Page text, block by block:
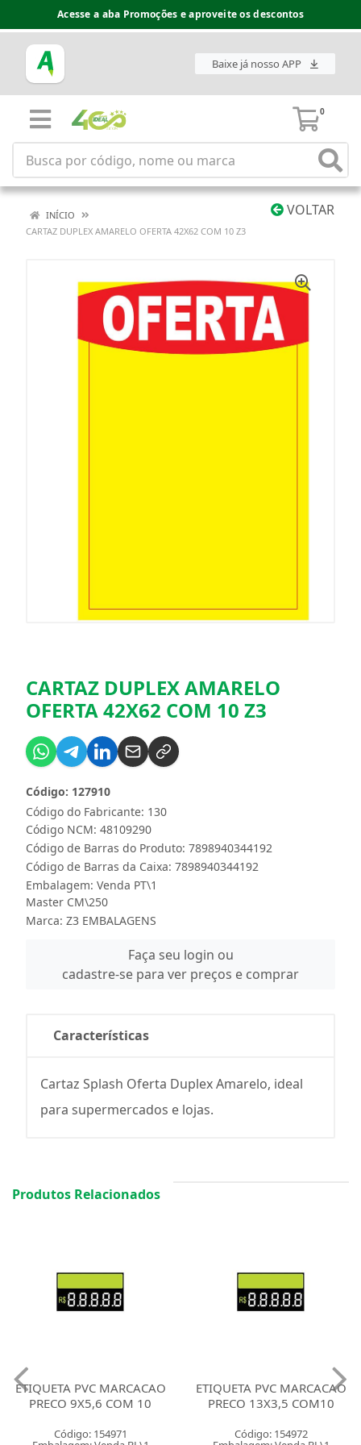
Acesse a aba Promoções e aproveite os descontos
Baixe já nosso APP
0
VOLTAR
INÍCIO
CARTAZ DUPLEX AMARELO OFERTA 42X62 COM 10 Z3
CARTAZ DUPLEX AMARELO
OFERTA 42X62 COM 10 Z3
Código do Fabricante: 130
Código: 127910
Código NCM: 48109290
Código de Barras do Produto: 7898940344192
Código de Barras da Caixa: 7898940344192
Embalagem: Venda PT\1
Master CM\250
Marca: Z3 EMBALAGENS
Faça seu login ou
cadastre-se para ver preços e comprar
Características
Cartaz Splash Oferta Duplex Amarelo, ideal
para supermercados e lojas.
Produtos Relacionados
ETIQUETA PVC MARCACAO
PRECO 9X5,6 COM 10
Código: 154971
ETIQUETA PVC MARCACAO
PRECO 13X3,5 COM10
Código: 154972